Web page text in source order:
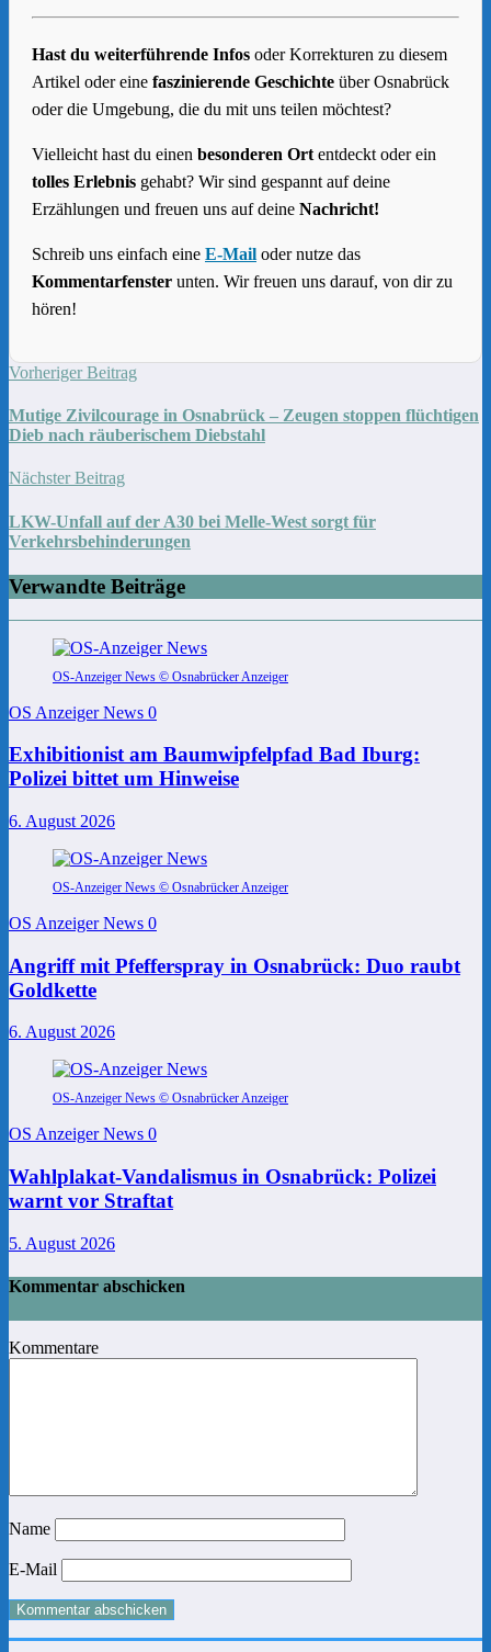
Hast du weiterführende Infos oder Korrekturen zu diesem
Artikel oder eine faszinierende Geschichte über Osnabrück
oder die Umgebung, die du mit uns teilen möchtest?
Vielleicht hast du einen besonderen Ort entdeckt oder ein
tolles Erlebnis gehabt? Wir sind gespannt auf deine
Erzählungen und freuen uns auf deine Nachricht!
Schreib uns einfach eine E-Mail oder nutze das
Kommentarfenster unten. Wir freuen uns darauf, von dir zu
hören!
Vorheriger Beitrag
Mutige Zivilcourage in Osnabrück – Zeugen stoppen flüchtigen
Dieb nach räuberischem Diebstahl
Nächster Beitrag
LKW-Unfall auf der A30 bei Melle-West sorgt für
Verkehrsbehinderungen
Verwandte Beiträge
OS-Anzeiger News © Osnabrücker Anzeiger
OS Anzeiger News 0
Exhibitionist am Baumwipfelpfad Bad Iburg:
Polizei bittet um Hinweise
6. August 2026
OS-Anzeiger News © Osnabrücker Anzeiger
OS Anzeiger News 0
Angriff mit Pfefferspray in Osnabrück: Duo raubt
Goldkette
6. August 2026
OS-Anzeiger News © Osnabrücker Anzeiger
OS Anzeiger News 0
Wahlplakat-Vandalismus in Osnabrück: Polizei
warnt vor Straftat
5. August 2026
Kommentar abschicken
Kommentare
Name
E-Mail